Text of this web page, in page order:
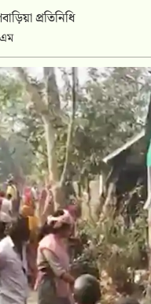
প্রতিনিধি